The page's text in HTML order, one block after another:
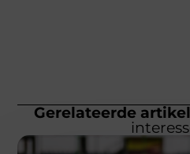
Gerelateerde